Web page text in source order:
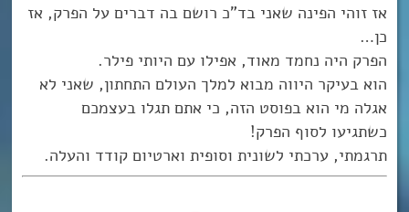
אז זוהי הפינה שאני בד”כ רושם בה דברים על הפרק, אז
כן…
הפרק היה נחמד מאוד, אפילו עם היותי פילר.
הוא בעיקר היווה מבוא למלך העולם התחתון, שאני לא
אגלה מי הוא בפוסט הזה, כי אתם תגלו בעצמכם
כשתגיעו לסוף הפרק!
תרגמתי, ערכתי לשונית וסופית וארטיום קודד והעלה.